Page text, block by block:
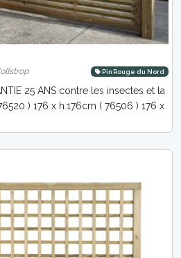
Pin Rouge du Nord
25 ANS contre les insectes et la
) 176 x h.176cm ( 76506 ) 176 x